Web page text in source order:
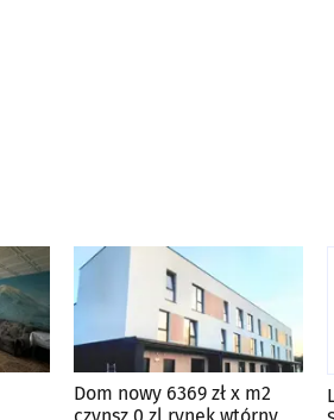
Dom nowy 6369 zł x m2